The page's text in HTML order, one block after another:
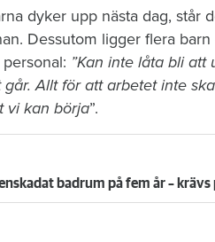
dyker upp nästa dag, står
Dessutom ligger flera
”Kan inte låta bli
Allt för att arbetet inte
vi kan börja”.
badrum på fem år –